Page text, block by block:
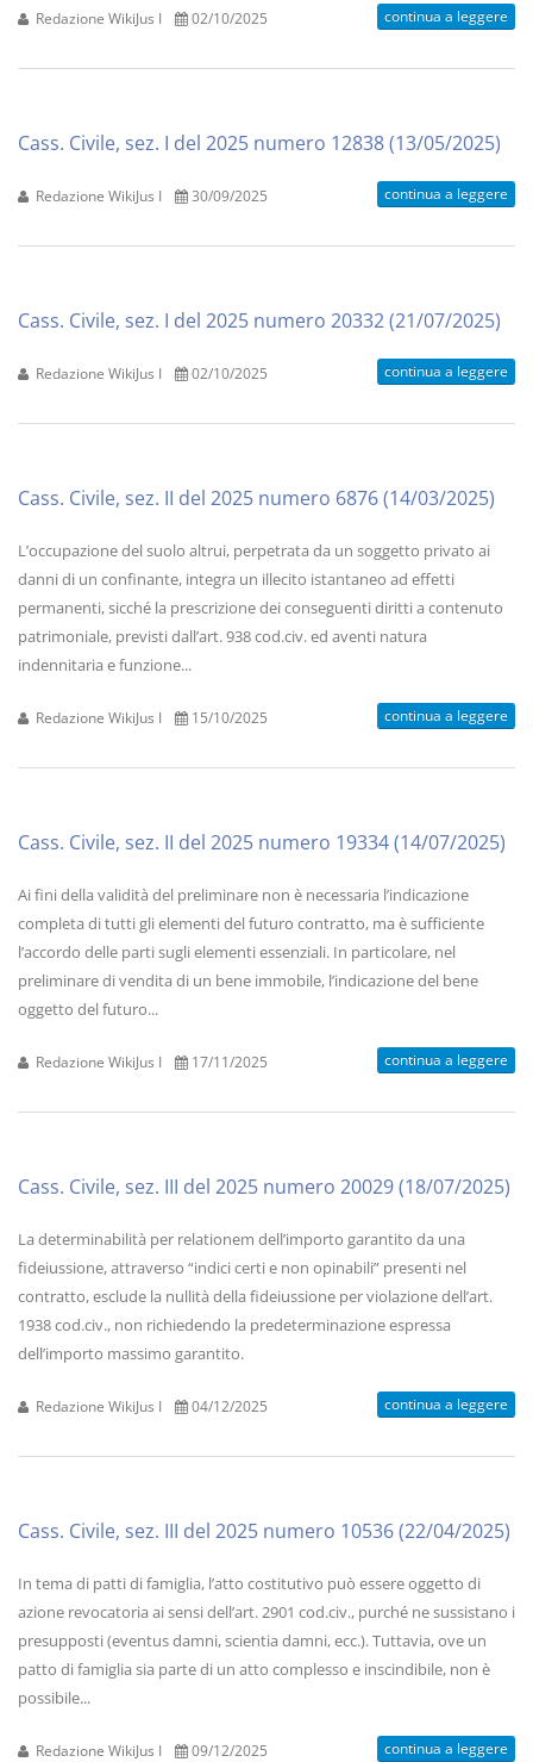
Redazione WikiJus I 02/10/2025 continua a leggere
Cass. Civile, sez. I del 2025 numero 12838 (13/05/2025)
Redazione WikiJus I 30/09/2025 continua a leggere
Cass. Civile, sez. I del 2025 numero 20332 (21/07/2025)
Redazione WikiJus I 02/10/2025 continua a leggere
Cass. Civile, sez. II del 2025 numero 6876 (14/03/2025)
L’occupazione del suolo altrui, perpetrata da un soggetto privato ai
danni di un confinante, integra un illecito istantaneo ad effetti
permanenti, sicché la prescrizione dei conseguenti diritti a contenuto
patrimoniale, previsti dall’art. 938 cod.civ. ed aventi natura
indennitaria e funzione...
Redazione WikiJus I 15/10/2025 continua a leggere
Cass. Civile, sez. II del 2025 numero 19334 (14/07/2025)
Ai fini della validità del preliminare non è necessaria l’indicazione
completa di tutti gli elementi del futuro contratto, ma è sufficiente
l’accordo delle parti sugli elementi essenziali. In particolare, nel
preliminare di vendita di un bene immobile, l’indicazione del bene
oggetto del futuro...
Redazione WikiJus I 17/11/2025 continua a leggere
Cass. Civile, sez. III del 2025 numero 20029 (18/07/2025)
La determinabilità per relationem dell’importo garantito da una
fideiussione, attraverso “indici certi e non opinabili” presenti nel
contratto, esclude la nullità della fideiussione per violazione dell’art.
1938 cod.civ., non richiedendo la predeterminazione espressa
dell’importo massimo garantito.
Redazione WikiJus I 04/12/2025 continua a leggere
Cass. Civile, sez. III del 2025 numero 10536 (22/04/2025)
In tema di patti di famiglia, l’atto costitutivo può essere oggetto di
azione revocatoria ai sensi dell’art. 2901 cod.civ., purché ne sussistano i
presupposti (eventus damni, scientia damni, ecc.). Tuttavia, ove un
patto di famiglia sia parte di un atto complesso e inscindibile, non è
possibile...
Redazione WikiJus I 09/12/2025 continua a leggere